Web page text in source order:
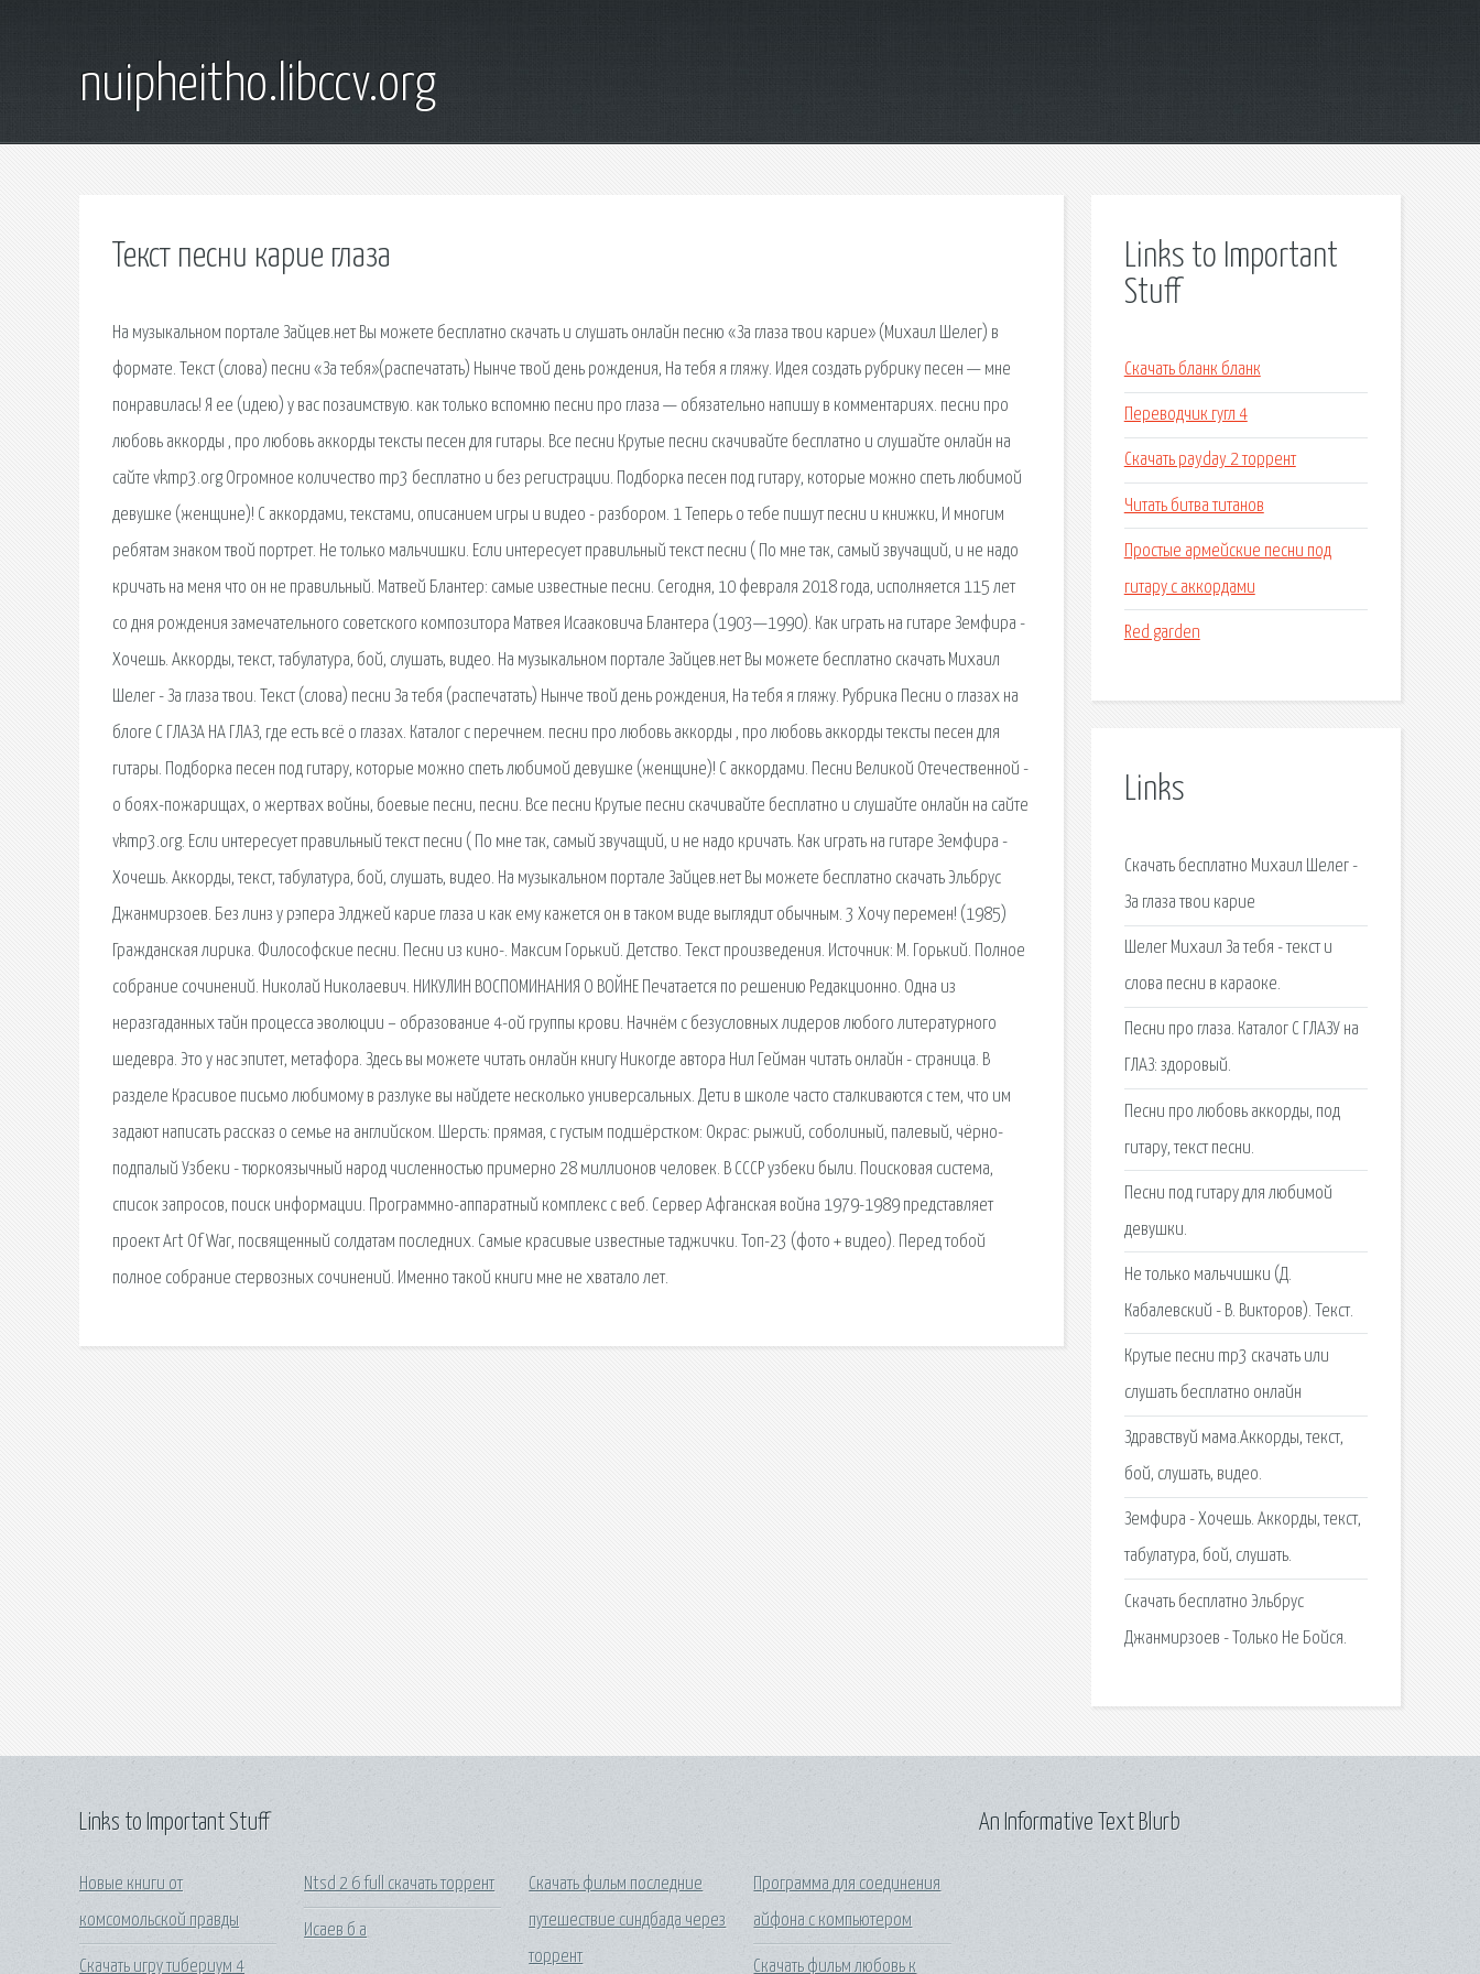
nuipheitho.libccv.org
Текст песни карие глаза
На музыкальном портале Зайцев.нет Вы можете бесплатно скачать и слушать онлайн песню «За глаза твои карие» (Михаил Шелег) в
формате. Текст (слова) песни «За тебя»(распечатать) Нынче твой день рождения, На тебя я гляжу. Идея создать рубрику песен — мне
понравилась! Я ее (идею) у вас позаимствую. как только вспомню песни про глаза — обязательно напишу в комментариях. песни про
любовь аккорды , про любовь аккорды тексты песен для гитары. Все песни Крутые песни скачивайте бесплатно и слушайте онлайн на
сайте vkmp3.org Огромное количество mp3 бесплатно и без регистрации. Подборка песен под гитару, которые можно спеть любимой
девушке (женщине)! С аккордами, текстами, описанием игры и видео - разбором. 1 Теперь о тебе пишут песни и книжки, И многим
ребятам знаком твой портрет. Не только мальчишки. Если интересует правильный текст песни ( По мне так, самый звучащий, и не надо
кричать на меня что он не правильный. Матвей Блантер: самые известные песни. Сегодня, 10 февраля 2018 года, исполняется 115 лет
со дня рождения замечательного советского композитора Матвея Исааковича Блантера (1903—1990). Как играть на гитаре Земфира -
Хочешь. Аккорды, текст, табулатура, бой, слушать, видео. На музыкальном портале Зайцев.нет Вы можете бесплатно скачать Михаил
Шелег - За глаза твои. Текст (слова) песни За тебя (распечатать) Нынче твой день рождения, На тебя я гляжу. Рубрика Песни о глазах на
блоге С ГЛАЗА НА ГЛАЗ, где есть всё о глазах. Каталог с перечнем. песни про любовь аккорды , про любовь аккорды тексты песен для
гитары. Подборка песен под гитару, которые можно спеть любимой девушке (женщине)! С аккордами. Песни Великой Отечественной -
о боях-пожарищах, о жертвах войны, боевые песни, песни. Все песни Крутые песни скачивайте бесплатно и слушайте онлайн на сайте
vkmp3.org. Если интересует правильный текст песни ( По мне так, самый звучащий, и не надо кричать. Как играть на гитаре Земфира -
Хочешь. Аккорды, текст, табулатура, бой, слушать, видео. На музыкальном портале Зайцев.нет Вы можете бесплатно скачать Эльбрус
Джанмирзоев. Без линз у рэпера Элджей карие глаза и как ему кажется он в таком виде выглядит обычным. 3 Хочу перемен! (1985)
Гражданская лирика. Философские песни. Песни из кино-. Максим Горький. Детство. Текст произведения. Источник: М. Горький. Полное
собрание сочинений. Николай Николаевич. НИКУЛИН ВОСПОМИНАНИЯ О ВОЙНЕ Печатается по решению Редакционно. Одна из
неразгаданных тайн процесса эволюции – образование 4-ой группы крови. Начнём с безусловных лидеров любого литературного
шедевра. Это у нас эпитет, метафора. Здесь вы можете читать онлайн книгу Никогде автора Нил Гейман читать онлайн - страница. В
разделе Красивое письмо любимому в разлуке вы найдете несколько универсальных. Дети в школе часто сталкиваются с тем, что им
задают написать рассказ о семье на английском. Шерсть: прямая, с густым подшёрстком: Окрас: рыжий, соболиный, палевый, чёрно-
подпалый Узбеки - тюркоязычный народ численностью примерно 28 миллионов человек. В СССР узбеки были. Поисковая сиcтема,
список запросов, поиск информации. Программно-аппаратный комплекс с веб. Сервер Афганская война 1979-1989 представляет
проект Art Of War, посвященный солдатам последних. Самые красивые известные таджички. Топ-23 (фото + видео). Перед тобой
полное собрание стервозных сочинений. Именно такой книги мне не хватало лет.
Links to Important
Stuff
Скачать бланк бланк
Переводчик гугл 4
Скачать payday 2 торрент
Читать битва титанов
Простые армейские песни под
гитару с аккордами
Red garden
Links
Скачать бесплатно Михаил Шелег -
За глаза твои карие
Шелег Михаил За тебя - текст и
слова песни в караоке.
Песни про глаза. Каталог С ГЛАЗУ на
ГЛАЗ: здоровый.
Песни про любовь аккорды, под
гитару, текст песни.
Песни под гитару для любимой
девушки.
Не только мальчишки (Д.
Кабалевский - В. Викторов). Текст.
Крутые песни mp3 скачать или
слушать бесплатно онлайн
Здравствуй мама.Аккорды, текст,
бой, слушать, видео.
Земфира - Хочешь. Аккорды, текст,
табулатура, бой, слушать.
Скачать бесплатно Эльбрус
Джанмирзоев - Только Не Бойся.
Links to Important Stuff
Новые книги от
комсомольской правды
Скачать игру тибериум 4
Ntsd 2 6 full скачать торрент
Исаев б а
Скачать фильм последние
путешествие синдбада через
торрент
Программа для соединения
айфона с компьютером
Скачать фильм любовь к
An Informative Text Blurb